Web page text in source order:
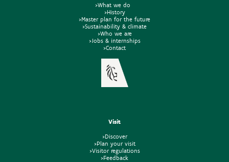
>What we do
>History
>Master plan for the future
>Sustainability & climate
>Who we are
>Jobs & internships
>Contact
Visit
>Discover
>Plan your visit
>Visitor regulations
>Feedback